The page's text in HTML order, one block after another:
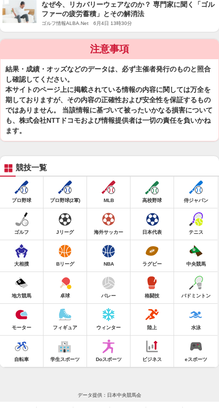
なぜ今、リカバリーウェアなのか？ 専門家に聞く「ゴル
ファーの疲労蓄積」とその解消法
ゴルフ情報ALBA.Net 6月4日 13時30分
注意事項
結果・成績・オッズなどのデータは、必ず主催者発行のものと照合
し確認してください。
本サイトのページ上に掲載されている情報の内容に関しては万全を
期しておりますが、その内容の正確性および安全性を保証するもの
ではありません。 当該情報に基づいて被ったいかなる損害について
も、株式会社NTTドコモおよび情報提供者は一切の責任を負いかね
ます。
競技一覧
プロ野球 プロ野球(2軍) MLB 高校野球 侍ジャパン
ゴルフ Jリーグ 海外サッカー 日本代表 テニス
大相撲 Bリーグ NBA ラグビー 中央競馬
地方競馬 卓球 バレー 格闘技 バドミントン
モーター フィギュア ウィンター 陸上 水泳
自転車 学生スポーツ Doスポーツ ビジネス eスポーツ
データ提供：日本中央競馬会